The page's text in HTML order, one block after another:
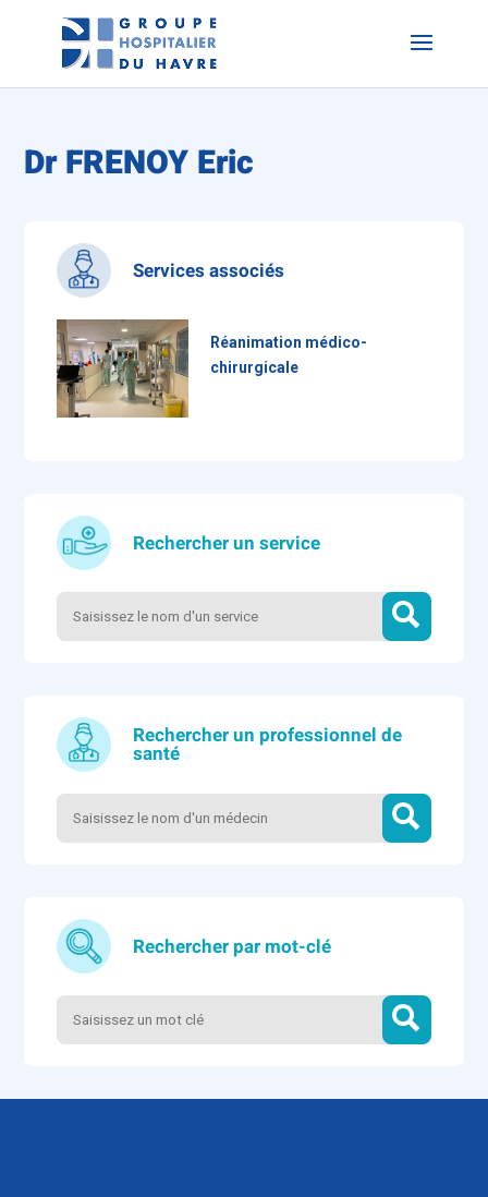
Dr FRENOY Eric
Services associés
Réanimation médico-
chirurgicale
Rechercher un service
Rechercher un professionnel de
santé
Rechercher par mot-clé